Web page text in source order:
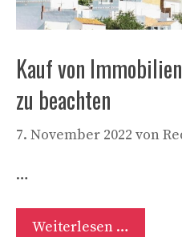
Kauf von
zu beachten
7. November 2022 von
…
Weiterlesen …